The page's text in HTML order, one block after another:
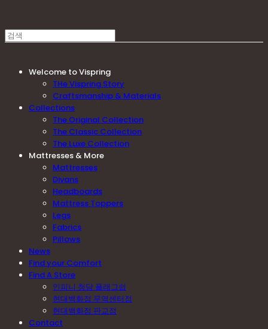
Welcome to Vispring
THe Vispring Story
Craftsmanship & Materials
Collections
The Original Collection
The Classic Collection
The Luxe Collection
Mattresses & More
Mattresses
Divans
Headboards
Mattress Toppers
Legs
Fabrics
Pillows
News
Find your Comfort
Find A Store
인피니 청담 플래그쉽
현대백화점 무역센터점
현대백화점 판교점
Contact